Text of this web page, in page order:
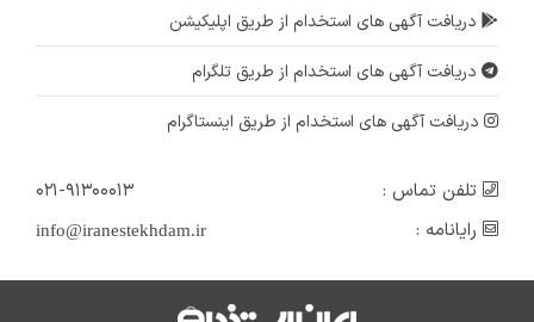
دریافت آگهی های استخدام از طریق اپلیکیشن
دریافت آگهی های استخدام از طریق تلگرام
دریافت آگهی های استخدام از طریق اینستاگرام
تلفن تماس :
۰۲۱-۹۱۳۰۰۰۱۳
رایانامه :
info@iranestekhdam.ir